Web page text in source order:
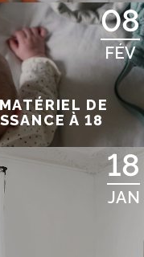
08
FÉV
DE
À 18
18
JAN